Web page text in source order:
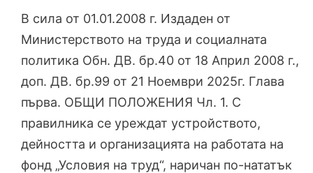
В сила от 01.01.2008 г. Издаден от
Министерството на труда и социалната
политика Обн. ДВ. бр.40 от 18 Април 2008 г.,
доп. ДВ. бр.99 от 21 Ноември 2025г. Глава
първа. ОБЩИ ПОЛОЖЕНИЯ Чл. 1. С
правилника се уреждат устройството,
дейността и организацията на работата на
фонд „Условия на труд“, наричан по-нататък